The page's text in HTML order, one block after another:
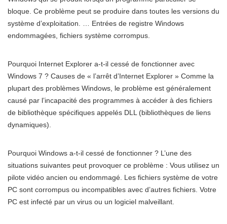
bloque. Ce problème peut se produire dans toutes les versions du
système d’exploitation. … Entrées de registre Windows
endommagées, fichiers système corrompus.
Pourquoi Internet Explorer a-t-il cessé de fonctionner avec
Windows 7 ? Causes de « l’arrêt d’Internet Explorer » Comme la
plupart des problèmes Windows, le problème est généralement
causé par l’incapacité des programmes à accéder à des fichiers
de bibliothèque spécifiques appelés DLL (bibliothèques de liens
dynamiques).
Pourquoi Windows a-t-il cessé de fonctionner ? L’une des
situations suivantes peut provoquer ce problème : Vous utilisez un
pilote vidéo ancien ou endommagé. Les fichiers système de votre
PC sont corrompus ou incompatibles avec d’autres fichiers. Votre
PC est infecté par un virus ou un logiciel malveillant.